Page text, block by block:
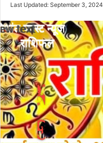
d
a
n
e
m
a
i
l
Last Updated: September 3, 2024